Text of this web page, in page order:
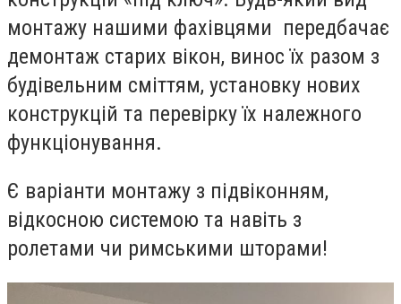
монтажу нашими фахівцями передбачає
демонтаж старих вікон, винос їх разом з
будівельним сміттям, установку нових
конструкцій та перевірку їх належного
функціонування.
Є варіанти монтажу з підвіконням,
відкосною системою та навіть з
ролетами чи римськими шторами!